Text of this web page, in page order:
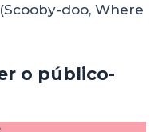
(Scooby-doo, Where
o público-